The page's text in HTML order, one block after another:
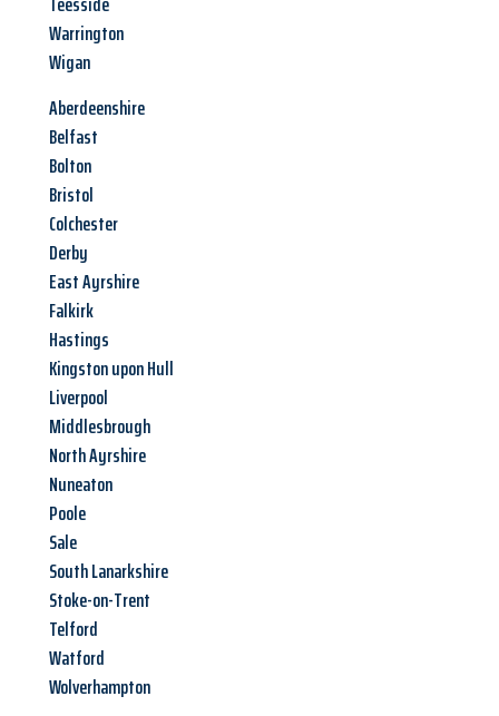
Warrington
Wigan
Aberdeenshire
Belfast
Bolton
Bristol
Colchester
Derby
East Ayrshire
Falkirk
Hastings
Kingston upon Hull
Liverpool
Middlesbrough
North Ayrshire
Nuneaton
Poole
Sale
South Lanarkshire
Stoke-on-Trent
Telford
Watford
Wolverhampton